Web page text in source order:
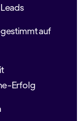
auf
Erfolg